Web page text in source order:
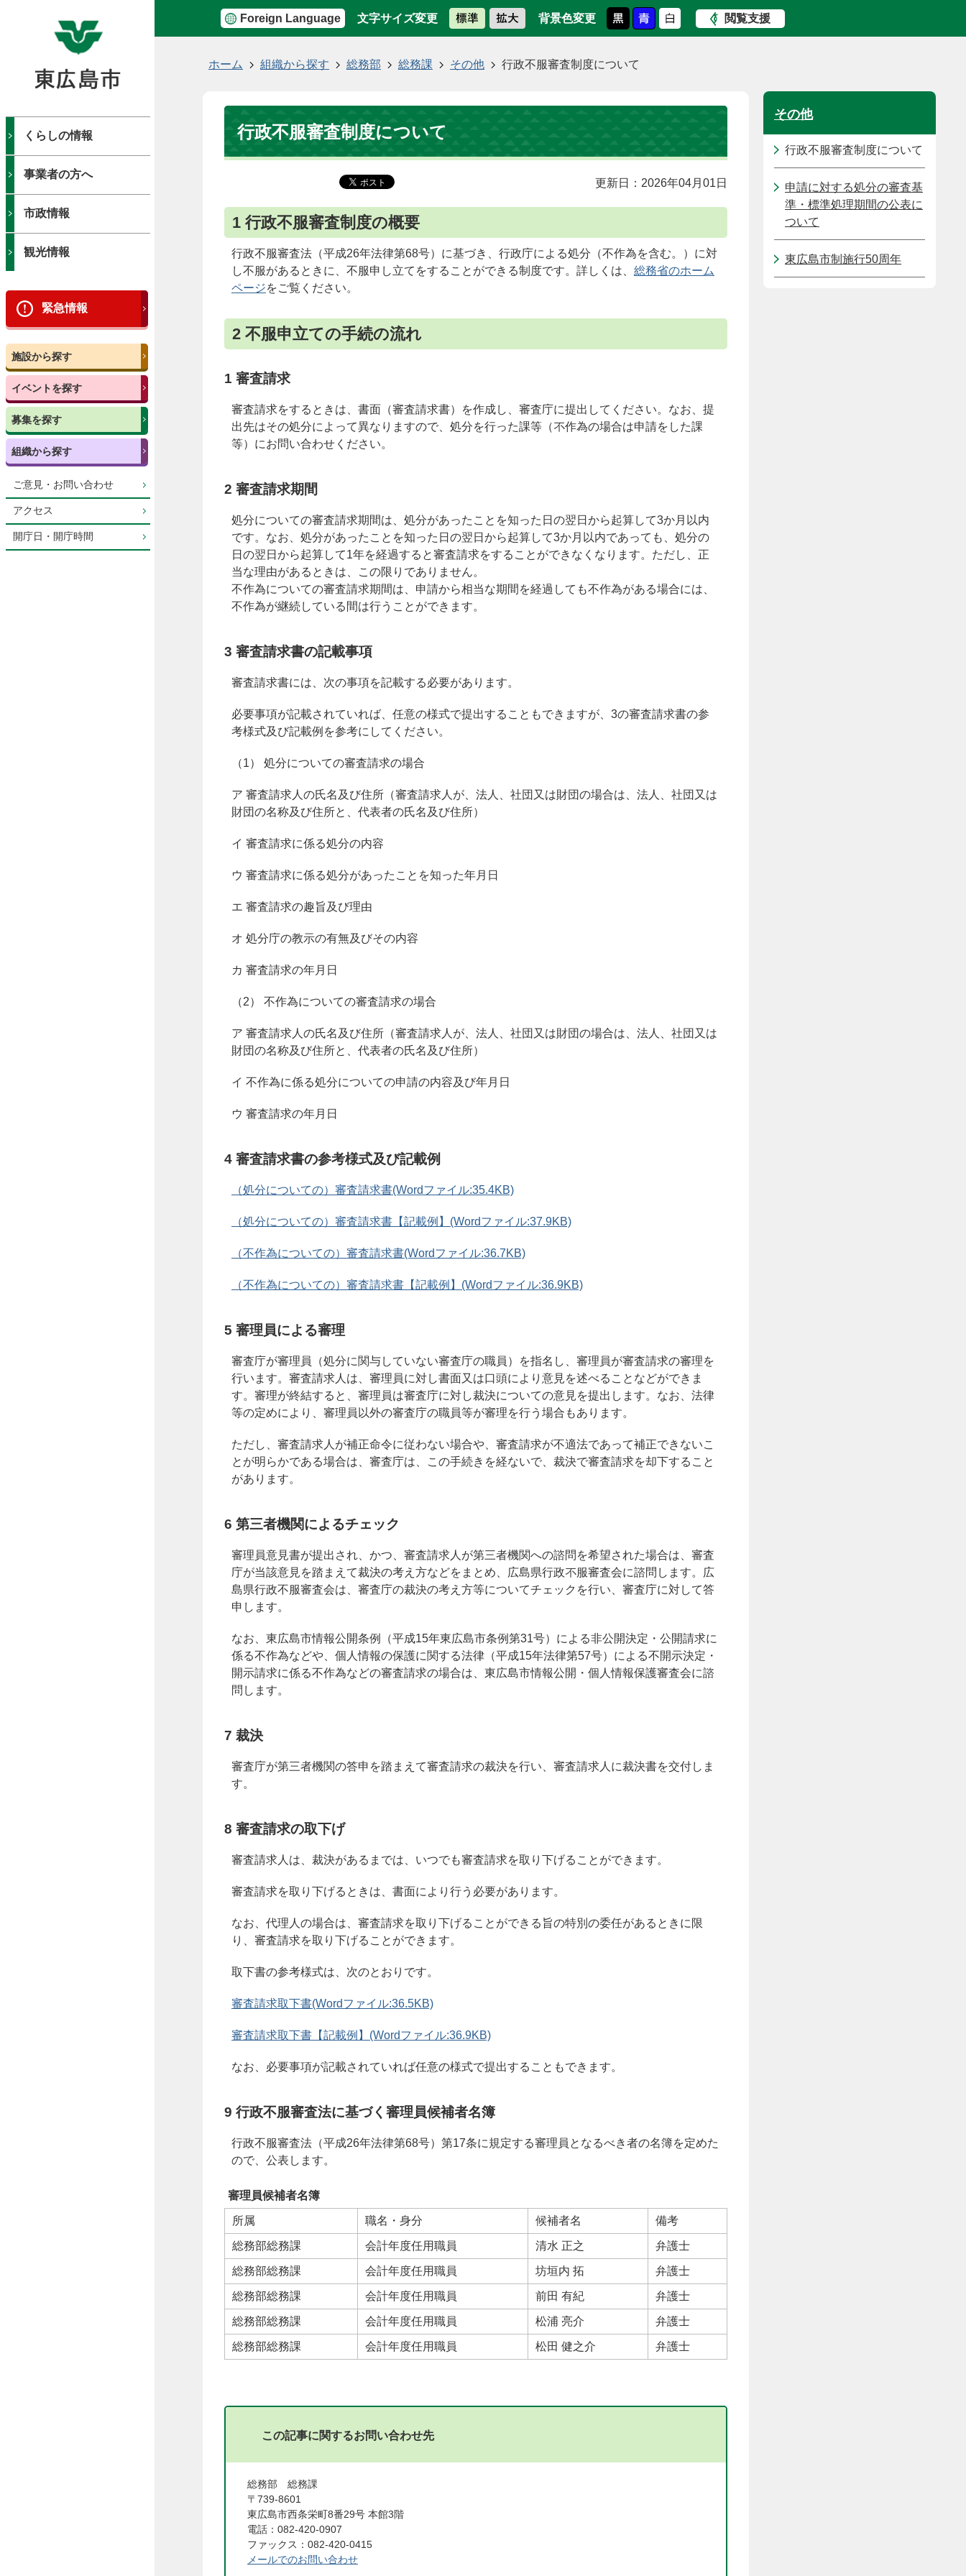
Foreign Language 文字サイズ変更 背景色変更 閲覧支援
くらしの情報
事業者の方へ
市政情報
観光情報
緊急情報
施設から探す
イベントを探す
募集を探す
組織から探す
ご意見・お問い合わせ
アクセス
開庁日・開庁時間
ホーム 組織から探す 総務部 総務課 その他 行政不服審査制度について
行政不服審査制度について
更新日：2026年04月01日
1 行政不服審査制度の概要
行政不服審査法（平成26年法律第68号）に基づき、行政庁による処分（不作為を含む。）に対
し不服があるときに、不服申し立てをすることができる制度です。詳しくは、 総務省のホーム
ページをご覧ください。
2 不服申立ての手続の流れ
1 審査請求
審査請求をするときは、書⾯（審査請求書）を作成し、審査庁に提出してください。なお、提
出先はその処分によって異なりますので、処分を⾏った課等（不作為の場合は申請をした課
等）にお問い合わせください。
2 審査請求期間
処分についての審査請求期間は、処分があったことを知った日の翌日から起算して3か月以内
です。なお、処分があったことを知った日の翌日から起算して3か月以内であっても、処分の
日の翌日から起算して1年を経過すると審査請求をすることができなくなります。ただし、正
当な理由があるときは、この限りでありません。
不作為についての審査請求期間は、申請から相当な期間を経過しても不作為がある場合には、
不作為が継続している間は行うことができます。
3 審査請求書の記載事項
審査請求書には、次の事項を記載する必要があります。
必要事項が記載されていれば、任意の様式で提出することもできますが、3の審査請求書の参
考様式及び記載例を参考にしてください。
（1） 処分についての審査請求の場合
ア 審査請求人の氏名及び住所（審査請求人が、法人、社団又は財団の場合は、法人、社団又は
財団の名称及び住所と、代表者の氏名及び住所）
イ 審査請求に係る処分の内容
ウ 審査請求に係る処分があったことを知った年月日
エ 審査請求の趣旨及び理由
オ 処分庁の教示の有無及びその内容
カ 審査請求の年月日
（2） 不作為についての審査請求の場合
ア 審査請求人の氏名及び住所（審査請求人が、法人、社団又は財団の場合は、法人、社団又は
財団の名称及び住所と、代表者の氏名及び住所）
イ 不作為に係る処分についての申請の内容及び年月日
ウ 審査請求の年月日
4 審査請求書の参考様式及び記載例
（処分についての）審査請求書(Wordファイル:35.4KB)
（処分についての）審査請求書【記載例】(Wordファイル:37.9KB)
（不作為についての）審査請求書(Wordファイル:36.7KB)
（不作為についての）審査請求書【記載例】(Wordファイル:36.9KB)
5 審理員による審理
審査庁が審理員（処分に関与していない審査庁の職員）を指名し、審理員が審査請求の審理を
⾏います。審査請求⼈は、審理員に対し書⾯又は口頭により意⾒を述べることなどができま
す。審理が終結すると、審理員は審査庁に対し裁決についての意⾒を提出します。なお、法律
等の定めにより、審理員以外の審査庁の職員等が審理を⾏う場合もあります。
ただし、審査請求人が補正命令に従わない場合や、審査請求が不適法であって補正できないこ
とが明らかである場合は、審査庁は、この手続きを経ないで、裁決で審査請求を却下すること
があります。
6 第三者機関によるチェック
審理員意見書が提出され、かつ、審査請求人が第三者機関への諮問を希望された場合は、審査
庁が当該意⾒を踏まえて裁決の考え⽅などをまとめ、広島県⾏政不服審査会に諮問します。広
島県行政不服審査会は、審査庁の裁決の考え⽅等についてチェックを⾏い、審査庁に対して答
申します。
なお、東広島市情報公開条例（平成15年東広島市条例第31号）による非公開決定・公開請求に
係る不作為などや、個人情報の保護に関する法律（平成15年法律第57号）による不開示決定・
開示請求に係る不作為などの審査請求の場合は、東広島市情報公開・個人情報保護審査会に諮
問します。
7 裁決
審査庁が第三者機関の答申を踏まえて審査請求の裁決を⾏い、審査請求⼈に裁決書を交付しま
す。
8 審査請求の取下げ
審査請求人は、裁決があるまでは、いつでも審査請求を取り下げることができます。
審査請求を取り下げるときは、書面により行う必要があります。
なお、代理人の場合は、審査請求を取り下げることができる旨の特別の委任があるときに限
り、審査請求を取り下げることができます。
取下書の参考様式は、次のとおりです。
審査請求取下書(Wordファイル:36.5KB)
審査請求取下書【記載例】(Wordファイル:36.9KB)
なお、必要事項が記載されていれば任意の様式で提出することもできます。
9 行政不服審査法に基づく審理員候補者名簿
行政不服審査法（平成26年法律第68号）第17条に規定する審理員となるべき者の名簿を定めた
ので、公表します。
審理員候補者名簿
所属 職名・身分 候補者名 備考
総務部総務課 会計年度任用職員 清水 正之 弁護士
総務部総務課 会計年度任用職員 坊垣内 拓 弁護士
総務部総務課 会計年度任用職員 前田 有紀 弁護士
総務部総務課 会計年度任用職員 松浦 亮介 弁護士
総務部総務課 会計年度任用職員 松田 健之介 弁護士
この記事に関するお問い合わせ先
総務部 総務課
〒739-8601
東広島市西条栄町8番29号 本館3階
電話：082-420-0907
ファックス：082-420-0415
メールでのお問い合わせ
その他
行政不服審査制度について
申請に対する処分の審査基
準・標準処理期間の公表に
ついて
東広島市制施行50周年